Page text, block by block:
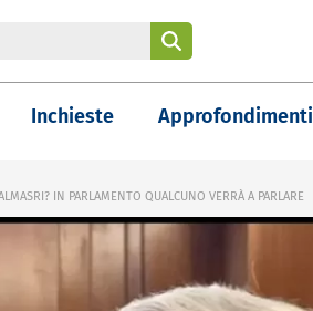
Inchieste Approfondimenti
IN PARLAMENTO QUALCUNO VERRÀ A PARLARE